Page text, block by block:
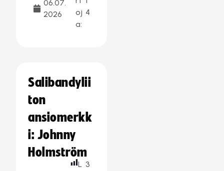
06.07.
2026
oj
a:
4
Salibandylii
ton
ansiomerkk
i: Johnny
Holmström
L 3